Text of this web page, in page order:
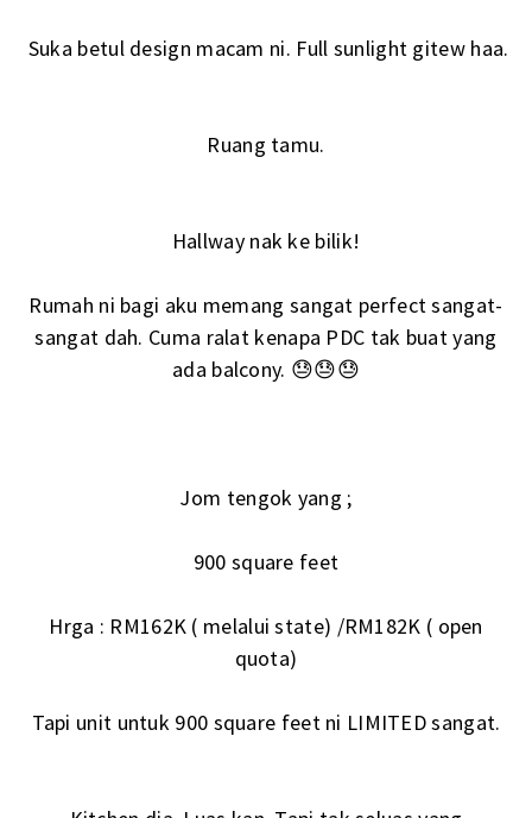
Suka betul design macam ni. Full sunlight gitew haa.
Ruang tamu.
Hallway nak ke bilik!
Rumah ni bagi aku memang sangat perfect sangat-
sangat dah. Cuma ralat kenapa PDC tak buat yang
ada balcony. 😓😓😓
Jom tengok yang ;
900 square feet
Hrga : RM162K ( melalui state) /RM182K ( open
quota)
Tapi unit untuk 900 square feet ni LIMITED sangat.